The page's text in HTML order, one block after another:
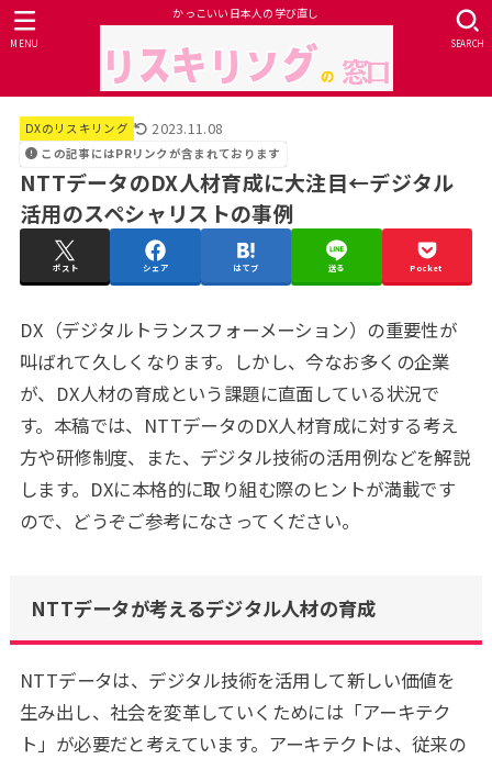
かっこいい日本人の学び直し
SEARCH
MENU
DXのリスキリング 2023.11.08
この記事にはPRリンクが含まれております
NTTデータのDX人材育成に大注目←デジタル
活用のスペシャリストの事例
ポスト シェア はてブ 送る Pocket
DX（デジタルトランスフォーメーション）の重要性が
叫ばれて久しくなります。しかし、今なお多くの企業
が、DX人材の育成という課題に直面している状況で
す。本稿では、NTTデータのDX人材育成に対する考え
方や研修制度、また、デジタル技術の活用例などを解説
します。DXに本格的に取り組む際のヒントが満載です
ので、どうぞご参考になさってください。
NTTデータが考えるデジタル人材の育成
NTTデータは、デジタル技術を活用して新しい価値を
生み出し、社会を変革していくためには「アーキテク
ト」が必要だと考えています。アーキテクトは、従来の